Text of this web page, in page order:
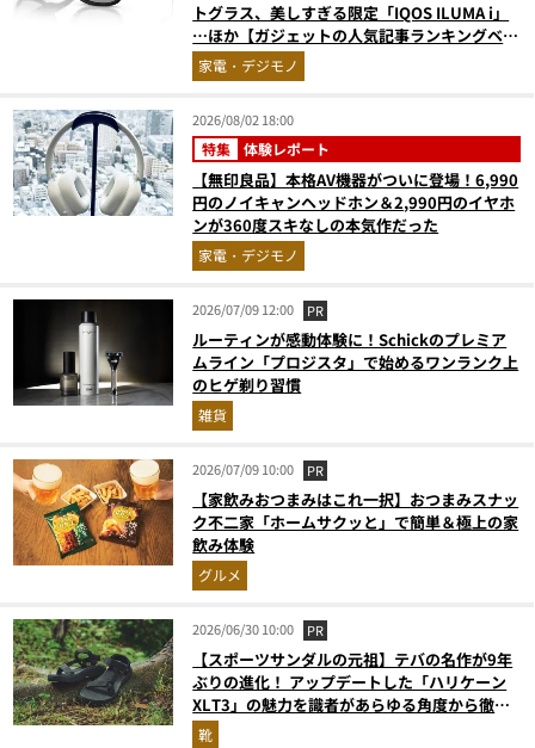
トグラス、美しすぎる限定「IQOS ILUMA i」
…ほか【ガジェットの人気記事ランキングベス
ト3】（2026年6月版）
家電・デジモノ
2026/08/02 18:00
特集 体験レポート
【無印良品】本格AV機器がついに登場！6,990
円のノイキャンヘッドホン＆2,990円のイヤホ
ンが360度スキなしの本気作だった
家電・デジモノ
2026/07/09 12:00 PR
ルーティンが感動体験に！Schickのプレミア
ムライン「プロジスタ」で始めるワンランク上
のヒゲ剃り習慣
雑貨
2026/07/09 10:00 PR
【家飲みおつまみはこれ一択】おつまみスナッ
ク不二家「ホームサクッと」で簡単＆極上の家
飲み体験
グルメ
2026/06/30 10:00 PR
【スポーツサンダルの元祖】テバの名作が9年
ぶりの進化！ アップデートした「ハリケーン
XLT3」の魅力を識者があらゆる角度から徹底
解説！
靴